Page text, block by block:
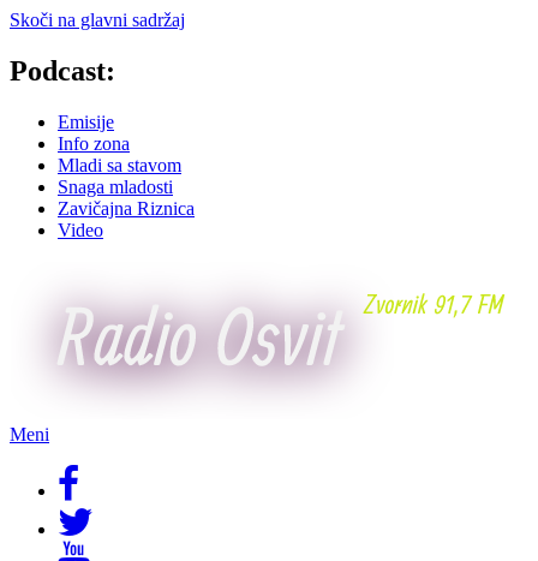
Skoči na glavni sadržaj
Podcast:
Emisije
Info zona
Mladi sa stavom
Snaga mladosti
Zavičajna Riznica
Video
Meni